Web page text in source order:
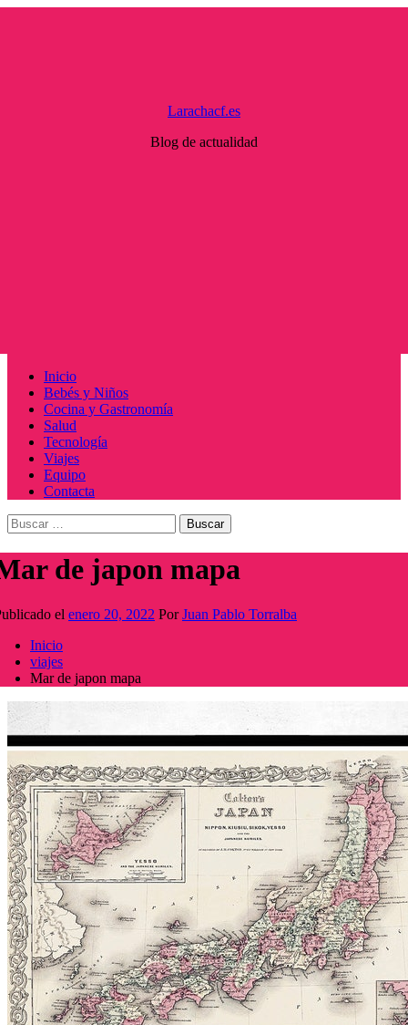
Larachacf.es
Blog de actualidad
Menú
principal
Inicio
Bebés y Niños
Cocina y Gastronomía
Salud
Tecnología
Viajes
Equipo
Contacta
Buscar:
de japon mapa
el enero 20, 2022 PorJuan Pablo Torralba
Inicio
viajes
Mar de japon mapa